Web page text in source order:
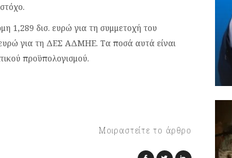
1,289 δισ. ευρώ για τη συμμετοχή του
για τη ΔΕΣ ΑΔΜΗΕ. Τα ποσά αυτά είναι
προϋπολογισμού.
Μοιραστείτε το άρθρο